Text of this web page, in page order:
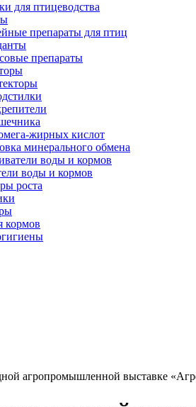
для птицеводства
препараты для птиц
препараты
жирных кислот
минерального обмена
воды и кормов
воды и кормов
роста
кормов
агропромышленной выставке